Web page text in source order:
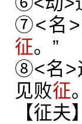
⑦<名>
征。”
⑧<名>
见败征
【征